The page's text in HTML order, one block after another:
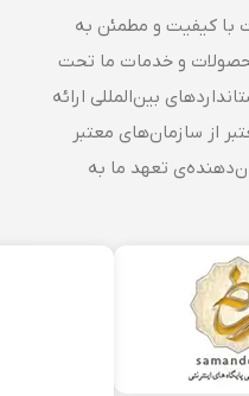
کیفیت و مطمئن به
و خدمات ما تحت
بین‌المللی ارائه
سازمان‌های معتبر
تعهد ما به